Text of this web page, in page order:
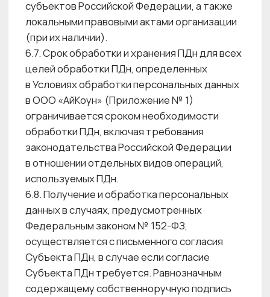
закону № 152-ФЗ и принятым в соответствии
с ним нормативным правовым актам,
требованиям к защите ПДн, политике Центра
красоты в отношении обработки ПДн,
локальным актам Центра красоты;
• Работники, непосредственно
осуществляющие обработку ПДн,
ознакомлены с положениями
законодательства Российской Федерации
о ПДн, в том числе требованиями к защите
ПДн, документами, определяющими политику
организации в отношении обработки ПДн,
локальными актами по вопросам обработки
7.5. В случае передачи документов,
содержащих персональные данные,
по электронной почте Субъект ПДн может
зашифровать их, используя один
из предоставленных Оператором ПДн
способов. Отказ Субъекта ПДн использовать
снимает ответственность с Оператора ПДн
за обеспечение конфиденциальности
в процессе их передачи от Субъекта ПДн
Оператору ПДн.
7.6. В дополнение к требованиям